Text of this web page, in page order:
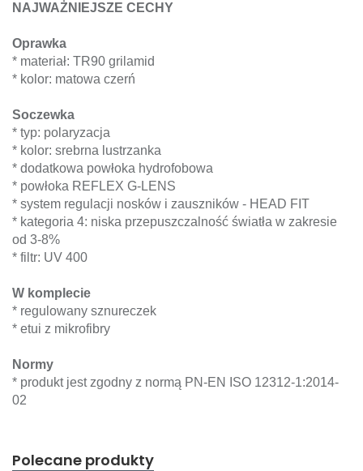
NAJWAŻNIEJSZE CECHY
Oprawka
* materiał: TR90 grilamid
* kolor: matowa czerń
Soczewka
* typ: polaryzacja
* kolor: srebrna lustrzanka
* dodatkowa powłoka hydrofobowa
* powłoka REFLEX G-LENS
* system regulacji nosków i zauszników - HEAD FIT
* kategoria 4: niska przepuszczalność światła w zakresie
od 3-8%
* filtr: UV 400
W komplecie
* regulowany sznureczek
* etui z mikrofibry
Normy
* produkt jest zgodny z normą PN-EN ISO 12312-1:2014-
02
Polecane produkty